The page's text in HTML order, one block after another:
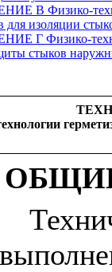
В Физико-
для изоляции
Г Физико-
стыков